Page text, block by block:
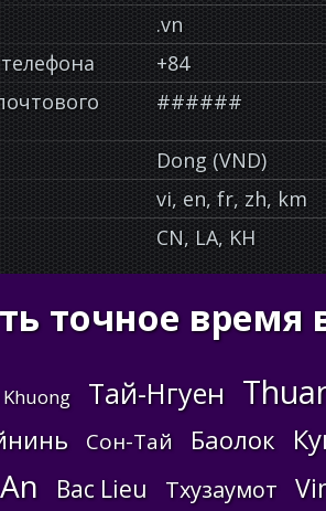
.vn
+84
######
Dong (VND)
vi, en, fr, zh, km
CN, LA, KH
точное время
Тай-Нгуен
Сон-Тай Баолок
Bac Lieu Тхузаумот